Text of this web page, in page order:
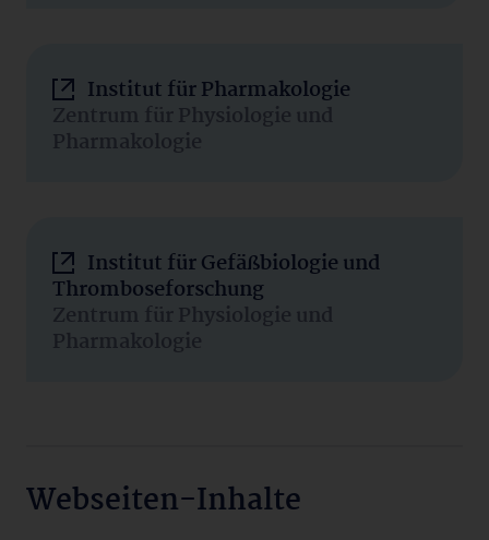
Institut für Pharmakologie
Zentrum für Physiologie und
Pharmakologie
Institut für Gefäßbiologie und
Thromboseforschung
Zentrum für Physiologie und
Pharmakologie
Webseiten-Inhalte